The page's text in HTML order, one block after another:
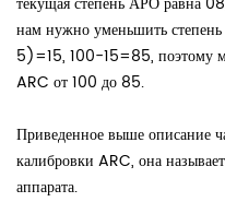
нам нужно уменьшить
5)=15, 100-15=85, поэтому
ARC от 100 до 85.
Приведенное выше описание
калибровки ARC, она
аппарата.